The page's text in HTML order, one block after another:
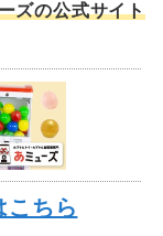
ズの公式サイト
こちら